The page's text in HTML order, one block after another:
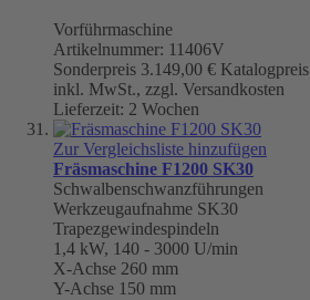
Vorführmaschine
Artikelnummer: 11406V
Sonderpreis 3.149,00 € Katalogpreis
inkl. MwSt., zzgl. Versandkosten
Lieferzeit: 2 Wochen
Zur Vergleichsliste hinzufügen
Fräsmaschine F1200 SK30
Schwalbenschwanzführungen
Werkzeugaufnahme SK30
Trapezgewindespindeln
1,4 kW, 140 - 3000 U/min
X-Achse 260 mm
Y-Achse 150 mm